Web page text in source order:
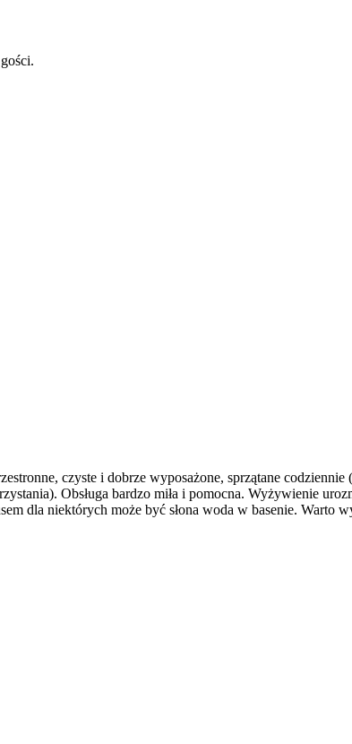
czyste i dobrze wyposażone, sprzątane codziennie
Obsługa bardzo miła i pomocna. Wyżywienie
dla niektórych może być słona woda w basenie. Warto